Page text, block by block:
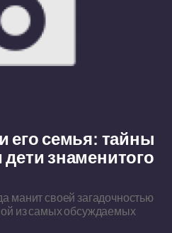
его семья: тайны
знаменитого
манит своей загадочностью
из самых обсуждаемых